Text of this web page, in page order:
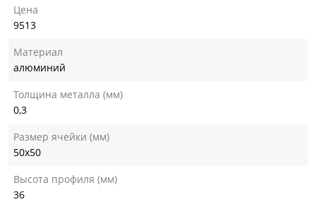
Цена
9513
Материал
алюминий
Толщина металла (мм)
0,3
Размер ячейки (мм)
50х50
Высота профиля (мм)
36